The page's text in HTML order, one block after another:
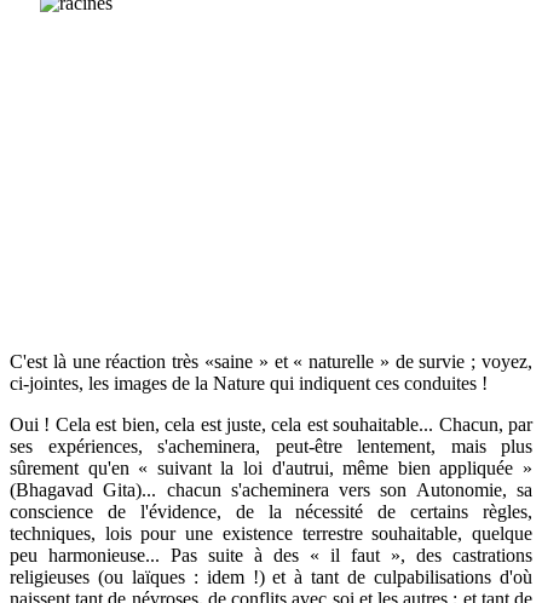
C'est là une réaction très «saine » et « naturelle » de survie ; voyez,
ci-jointes, les images de la Nature qui indiquent ces conduites !
Oui ! Cela est bien, cela est juste, cela est souhaitable... Chacun, par
ses expériences, s'acheminera, peut-être lentement, mais plus
sûrement qu'en « suivant la loi d'autrui, même bien appliquée »
(Bhagavad Gita)... chacun s'acheminera vers son Autonomie, sa
conscience de l'évidence, de la nécessité de certains règles,
techniques, lois pour une existence terrestre souhaitable, quelque
peu harmonieuse... Pas suite à des « il faut », des castrations
religieuses (ou laïques : idem !) et à tant de culpabilisations d'où